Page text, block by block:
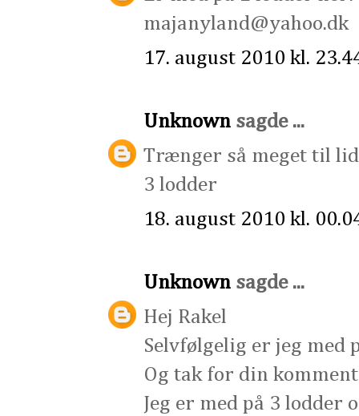
majanyland@yahoo.dk
17. august 2010 kl.
Unknown sagde ...
Trænger så meget til
3 lodder
18. august 2010 kl.
Unknown sagde ...
Hej Rakel
Selvfølgelig er jeg med
Og tak for din
Jeg er med på 3 lodder